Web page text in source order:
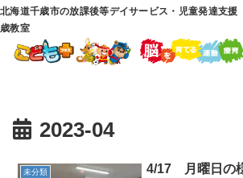
北海道千歳市の放課後等デイサービス・児童発達支
歳教室
2023-04
未分類 4/17 月曜日の